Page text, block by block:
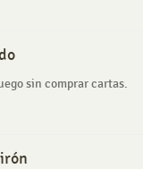
sin comprar cartas.